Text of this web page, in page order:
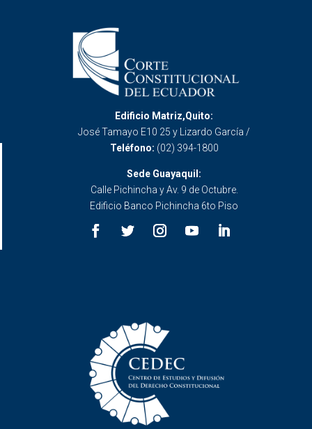
Edificio Matriz,Quito:
José Tamayo E10 25 y Lizardo García /
Teléfono: (02) 394-1800
Sede Guayaquil:
Calle Pichincha y Av. 9 de Octubre.
Edificio Banco Pichincha 6to Piso